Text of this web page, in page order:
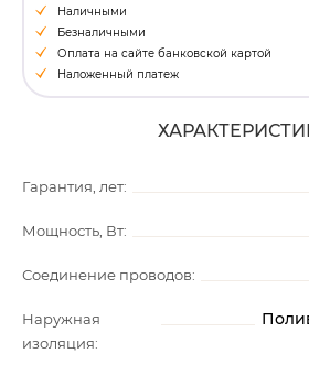
Наличными
Безналичными
Оплата на сайте банковской картой
Наложенный платеж
Гарантия, лет:
Мощность, Вт:
Соединение проводов:
Наружная
изоляция: